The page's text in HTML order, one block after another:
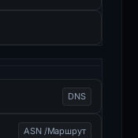
DNS
ASN /Маршрут